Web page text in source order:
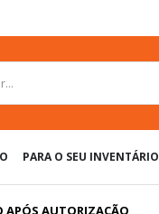
PARA O SEU INVENTÁRIO
APÓS AUTORIZAÇÃO